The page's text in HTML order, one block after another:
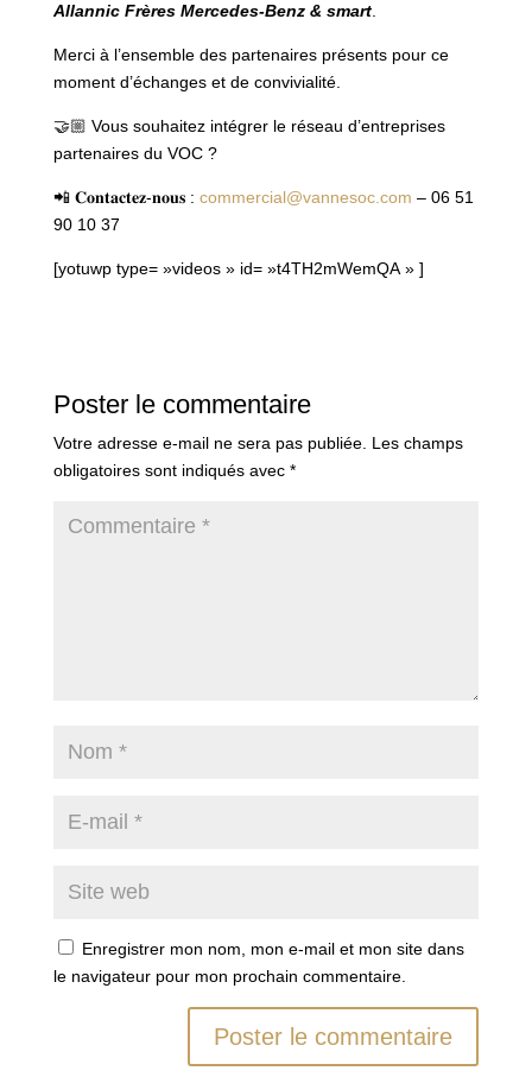
Allannic Frères Mercedes-Benz & smart.
Merci à l’ensemble des partenaires présents pour ce
moment d’échanges et de convivialité.
🤝🏼 Vous souhaitez intégrer le réseau d’entreprises
partenaires du VOC ?
📲 𝐂𝐨𝐧𝐭𝐚𝐜𝐭𝐞𝐳-𝐧𝐨𝐮𝐬 : commercial@vannesoc.com – 06 51
90 10 37
[yotuwp type= »videos » id= »t4TH2mWemQA » ]
Poster le commentaire
Votre adresse e-mail ne sera pas publiée. Les champs
obligatoires sont indiqués avec *
Enregistrer mon nom, mon e-mail et mon site dans
le navigateur pour mon prochain commentaire.